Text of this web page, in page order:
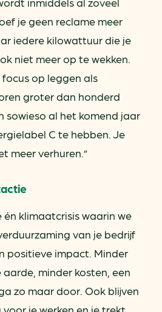
je geen reclame meer
iedere kilowattuur die je
niet meer op te wekken.
op leggen als
groter dan honderd
sowieso al het komend jaar
C te hebben. Je
meer verhuren.”
én klimaatcrisis waarin we
van je bedrijf
positieve impact. Minder
minder kosten, een
zo maar door. Ook blijven
je werken en je trekt